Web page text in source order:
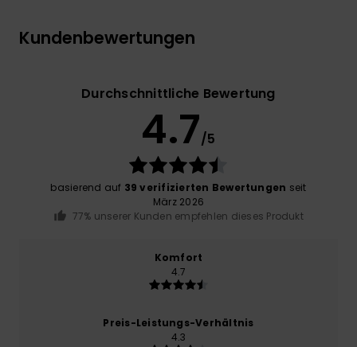
Kundenbewertungen
Durchschnittliche Bewertung
4.7/5
basierend auf 39 verifizierten Bewertungen seit
März 2026
77% unserer Kunden empfehlen dieses Produkt
Komfort
4.7
Preis-Leistungs-Verhältnis
4.3